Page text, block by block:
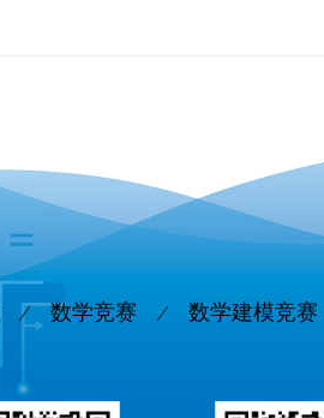
数学竞赛 数学建模竞赛